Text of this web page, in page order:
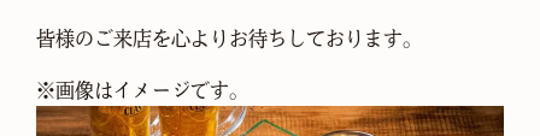
皆様のご来店を心よりお待ちしております。
※画像はイメージです。